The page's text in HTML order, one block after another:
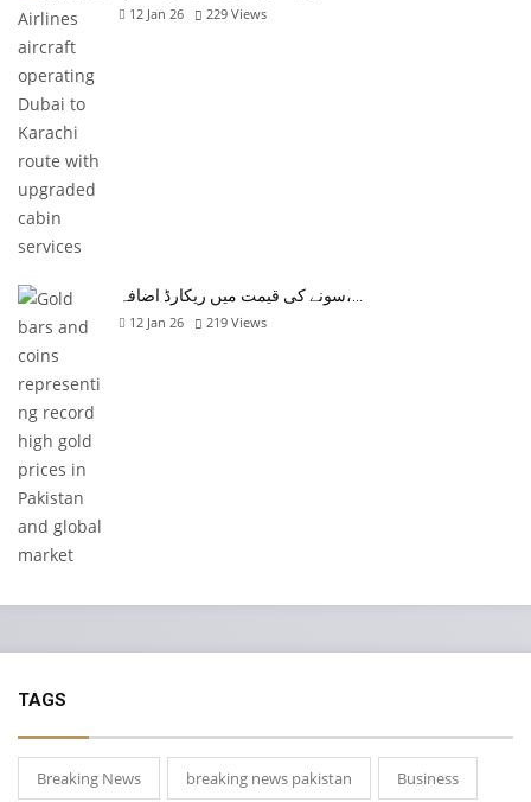
12 Jan 26 229 Views
سونے کی قیمت میں ریکارڈ اضافہ،…
12 Jan 26 219 Views
TAGS
Breaking News breaking news pakistan Business